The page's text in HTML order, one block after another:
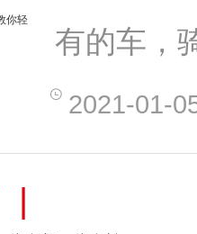
有的车，
2021-01-
|